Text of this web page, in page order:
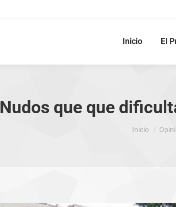
Inicio El
Nudos que que
Estás aquí:
Inicio